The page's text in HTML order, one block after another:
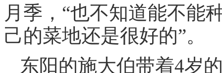
月季，“也不知道能不能
己的菜地还是很好的”。
东阳的施大伯带着4岁